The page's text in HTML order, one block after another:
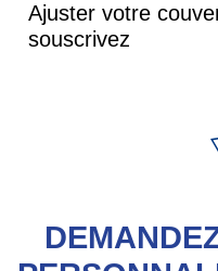
Ajuster votre
souscrivez